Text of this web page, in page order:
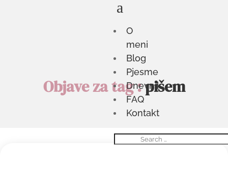
O
meni
Blog
Pjesme
Dnevnik
FAQ
Kontakt
a
Objave za tag :pišem